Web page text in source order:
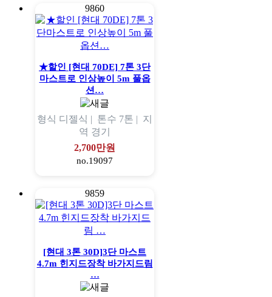
9860
★할인 [현대 70DE] 7톤 3단
마스트로 인상높이 5m 풀옵
션…
형식 디젤식 | 톤수 7톤 | 지
역 경기
2,700만원
no.19097
9859
[현대 3톤 30D]3단 마스트
4.7m 힌지드장착 바가지드림
…